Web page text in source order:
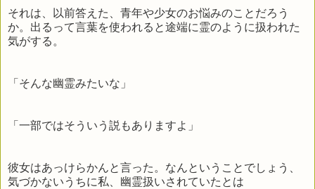
それは、以前答えた、青年や少女のお悩みのことだろう
か。出るって言葉を使われると途端に霊のように扱われた
気がする。
「そんな幽霊みたいな」
「一部ではそういう説もありますよ」
彼女はあっけらかんと言った。なんということでしょう、
気づかないうちに私、幽霊扱いされていたとは